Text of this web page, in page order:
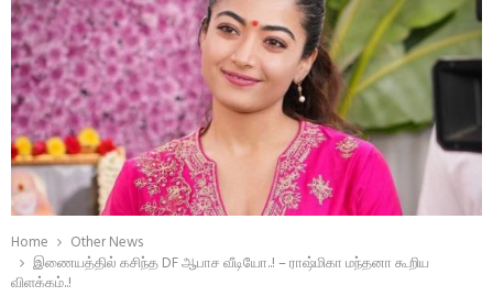
Home
Other News
இணையத்தில் கசிந்த DF ஆபாச வீடியோ..! – ராஷ்மிகா மந்தனா கூறிய
விளக்கம்..!